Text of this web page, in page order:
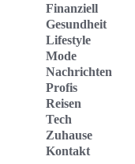
Finanziell
Gesundheit
Lifestyle
Mode
Nachrichten
Profis
Reisen
Tech
Zuhause
Kontakt